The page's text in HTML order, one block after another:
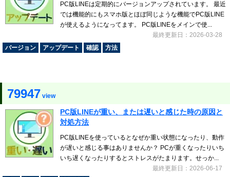
PC版LINEは定期的にバージョンアップされています。 最近
では機能的にもスマホ版とほぼ同じような機能でPC版LINE
が使えるようになってます。 PC版LINEをメインで使...
最終更新日：2026-03-28
バージョン
アップデート 確認 方法
79947 view
PC版LINEが重い、または遅いと感じた時の原因と
対処方法
PC版LINEを使っているとなぜか重い状態になったり、動作
が遅いと感じる事はありませんか？ PCが重くなったりいち
いち遅くなったりするとストレスがたまります。せっか...
最終更新日：2026-06-17